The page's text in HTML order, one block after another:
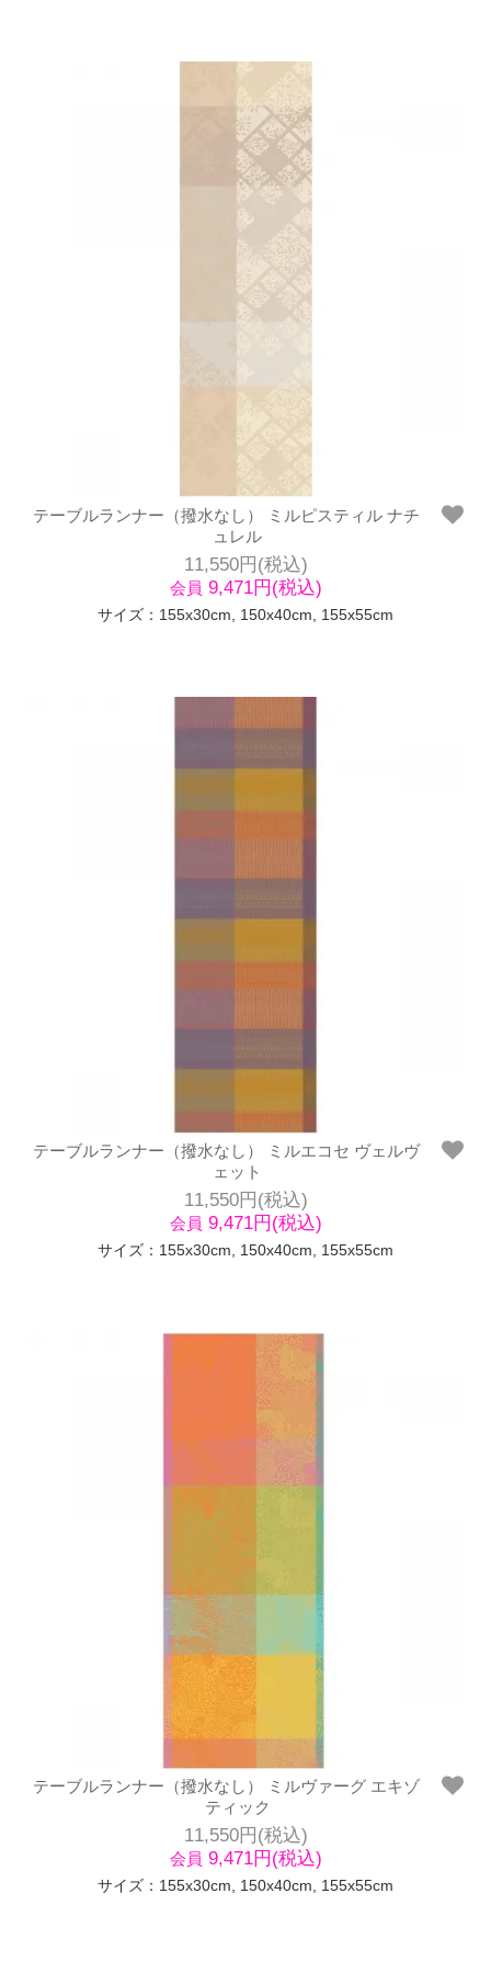
テーブルランナー（撥水なし） ミルピスティル ナチ
ュレル
11,550円(税込)
会員 9,471円(税込)
サイズ：155x30cm, 150x40cm, 155x55cm
テーブルランナー（撥水なし） ミルエコセ ヴェルヴ
ェット
11,550円(税込)
会員 9,471円(税込)
サイズ：155x30cm, 150x40cm, 155x55cm
テーブルランナー（撥水なし） ミルヴァーグ エキゾ
ティック
11,550円(税込)
会員 9,471円(税込)
サイズ：155x30cm, 150x40cm, 155x55cm